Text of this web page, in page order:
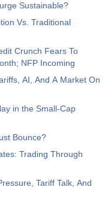
Sustainable?
Vs. Traditional
Crunch Fears To
NFP Incoming
AI, And A Market On
in the Small-Cap
Bounce?
Trading Through
Tariff Talk, And